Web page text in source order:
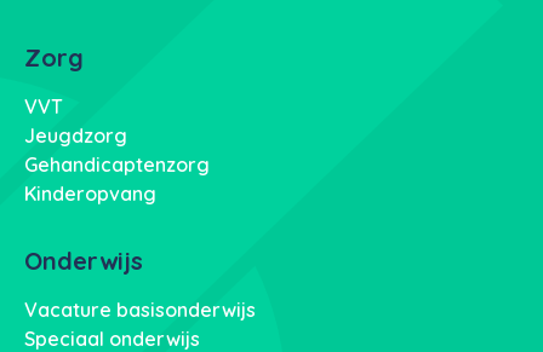
Zorg
VVT
Jeugdzorg
Gehandicaptenzorg
Kinderopvang
Onderwijs
Vacature basisonderwijs
Speciaal onderwijs